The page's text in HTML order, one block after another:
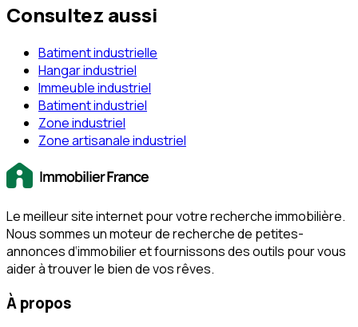
Consultez aussi
Batiment industrielle
Hangar industriel
Immeuble industriel
Batiment industriel
Zone industriel
Zone artisanale industriel
Le meilleur site internet pour votre recherche immobilière.
Nous sommes un moteur de recherche de petites-
annonces d‘immobilier et fournissons des outils pour vous
aider à trouver le bien de vos rêves.
À propos